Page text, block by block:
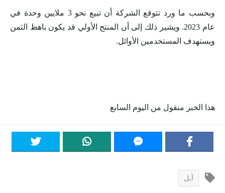
وبحسب ما ورد تتوقع الشركة أن تبيع نحو 3 ملايين وحدة في
عام 2023. ويشير ذلك إلى أن المنتج الأولي قد يكون باهظ الثمن
ويستهدف المستخدمين الأوائل.
هذا الخبر منقول من اليوم السابع
آبل